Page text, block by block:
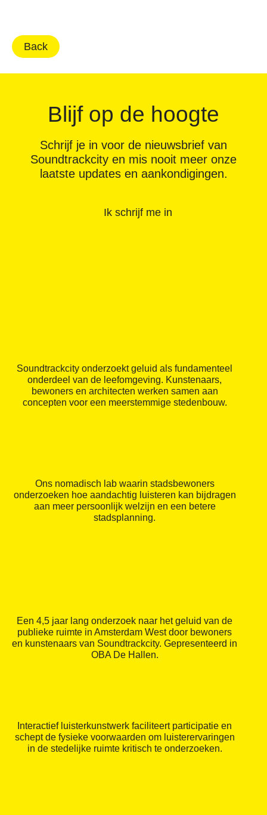
Back
Blijf op de hoogte
Schrijf je in voor de nieuwsbrief van
Soundtrackcity en mis nooit meer onze
laatste updates en aankondigingen.
Ik schrijf me in
Soundtrackcity onderzoekt geluid als fundamenteel
onderdeel van de leefomgeving. Kunstenaars,
bewoners en architecten werken samen aan
concepten voor een meerstemmige stedenbouw.
Ons nomadisch lab waarin stadsbewoners
onderzoeken hoe aandachtig luisteren kan bijdragen
aan meer persoonlijk welzijn en een betere
stadsplanning.
Een 4,5 jaar lang onderzoek naar het geluid van de
publieke ruimte in Amsterdam West door bewoners
en kunstenaars van Soundtrackcity. Gepresenteerd in
OBA De Hallen.
Interactief luisterkunstwerk faciliteert participatie en
schept de fysieke voorwaarden om luisterervaringen
in de stedelijke ruimte kritisch te onderzoeken.